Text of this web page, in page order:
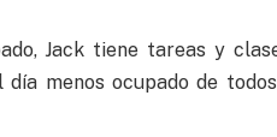
Jack tiene tareas y
día menos ocupado de